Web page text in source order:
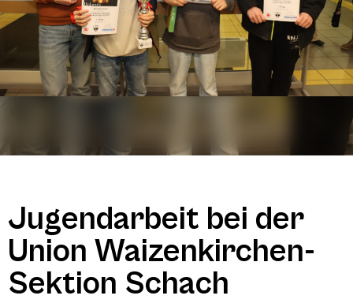
Jugendarbeit bei der
Union Waizenkirchen-
Sektion Schach